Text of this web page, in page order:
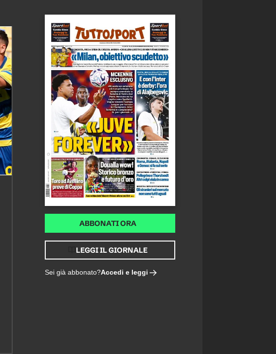
ABBONATI ORA
LEGGI IL GIORNALE
Sei già abbonato?Accedi e leggi